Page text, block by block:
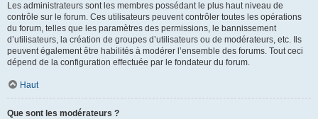
Les administrateurs sont les membres possédant le plus haut niveau de
contrôle sur le forum. Ces utilisateurs peuvent contrôler toutes les opérations
du forum, telles que les paramètres des permissions, le bannissement
d’utilisateurs, la création de groupes d’utilisateurs ou de modérateurs, etc. Ils
peuvent également être habilités à modérer l’ensemble des forums. Tout ceci
dépend de la configuration effectuée par le fondateur du forum.
Haut
Que sont les modérateurs ?